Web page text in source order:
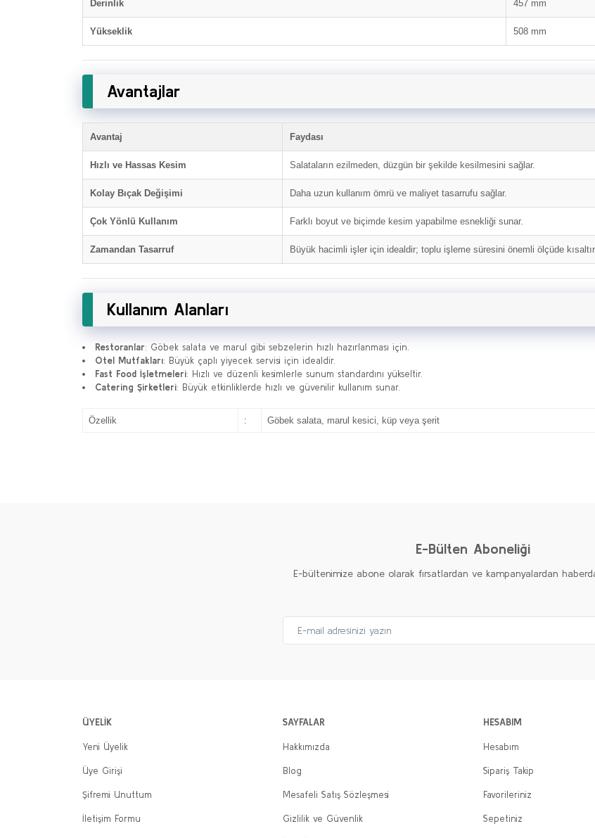
Derinlik 457 mm
Yükseklik 508 mm
Avantajlar
Avantaj Faydası
Hızlı ve Hassas Kesim Salataların ezilmeden, düzgün bir şekilde kesilmesini sağlar.
Kolay Bıçak Değişimi Daha uzun kullanım ömrü ve maliyet tasarrufu sağlar.
Çok Yönlü Kullanım Farklı boyut ve biçimde kesim yapabilme esnekliği sunar.
Zamandan Tasarruf Büyük hacimli işler için idealdir; toplu işleme süresini önemli ölçüde
Kullanım Alanları
Restoranlar: Göbek salata ve marul gibi sebzelerin hızlı hazırlanması için.
Otel Mutfakları: Büyük çaplı yiyecek servisi için idealdir.
Fast Food İşletmeleri: Hızlı ve düzenli kesimlerle sunum standardını yükseltir.
Catering Şirketleri: Büyük etkinliklerde hızlı ve güvenilir kullanım sunar.
Özellik : Göbek salata, marul kesici, küp veya şerit
E-Bülten Aboneliği
E-bültenimize abone olarak fırsatlardan ve kampanyalardan
ÜYELİK
Yeni Üyelik
Üye Girişi
Şifremi Unuttum
İletişim Formu
SAYFALAR
Hakkımızda
Blog
Mesafeli Satış Sözleşmesi
Gizlilik ve Güvenlik
HESABIM
Hesabım
Sipariş Takip
Favorileriniz
Sepetiniz